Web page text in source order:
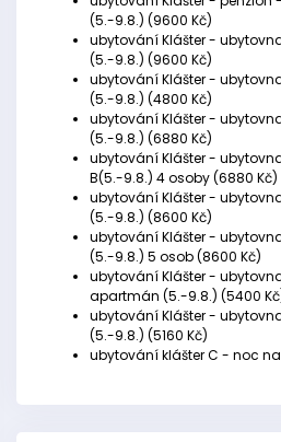
(5.-9.8.) (9600 Kč)
ubytování Klášter -
(5.-9.8.) (9600 Kč)
ubytování Klášter -
(5.-9.8.) (4800 Kč)
ubytování Klášter -
(5.-9.8.) (6880 Kč)
ubytování Klášter -
B(5.-9.8.) 4 osoby (6880 Kč)
ubytování Klášter -
(5.-9.8.) (8600 Kč)
ubytování Klášter -
(5.-9.8.) 5 osob (8600 Kč)
ubytování Klášter -
apartmán (5.-9.8.) (5400
ubytování Klášter -
(5.-9.8.) (5160 Kč)
ubytování klášter C - noc